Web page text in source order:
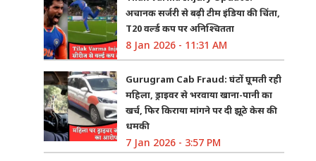
अचानक सर्जरी से बढ़ी टीम इंडिया की चिंता,
T20 वर्ल्ड कप पर अनिश्चितता
8 Jan 2026 - 11:31 AM
Gurugram Cab Fraud: घंटों घूमती रही
महिला, ड्राइवर से भरवाया खाना-पानी का
खर्च, फिर किराया मांगने पर दी झूठे केस की
धमकी
7 Jan 2026 - 3:57 PM